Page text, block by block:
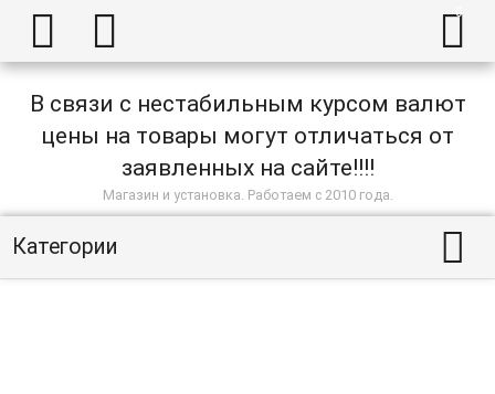
  
В связи с нестабильным курсом валют
цены на товары могут отличаться от
заявленных на сайте!!!!
Магазин и установка. Работаем с 2010 года.
Категории 